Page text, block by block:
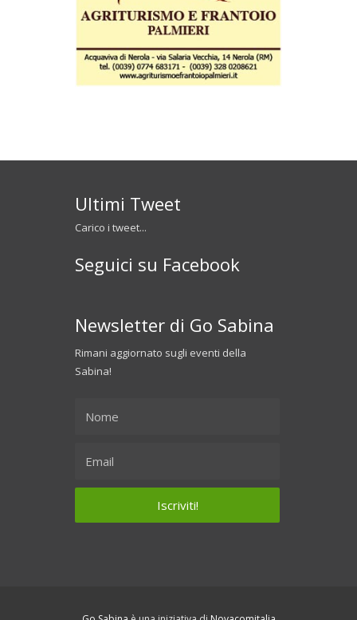
Ultimi Tweet
Carico i tweet...
Seguici su Facebook
Newsletter di Go Sabina
Rimani aggiornato sugli eventi della
Sabina!